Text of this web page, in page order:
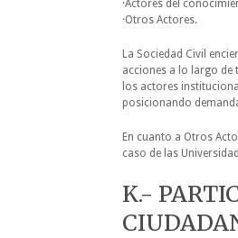
·Actores del
·Otros Actores.
La Sociedad Civil
acciones a lo largo de
los actores
posicionando
En cuanto a Otros
caso de las
K.-